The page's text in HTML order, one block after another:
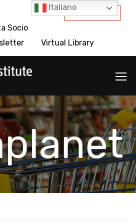
International
Socio
Virtual Library
Italiano